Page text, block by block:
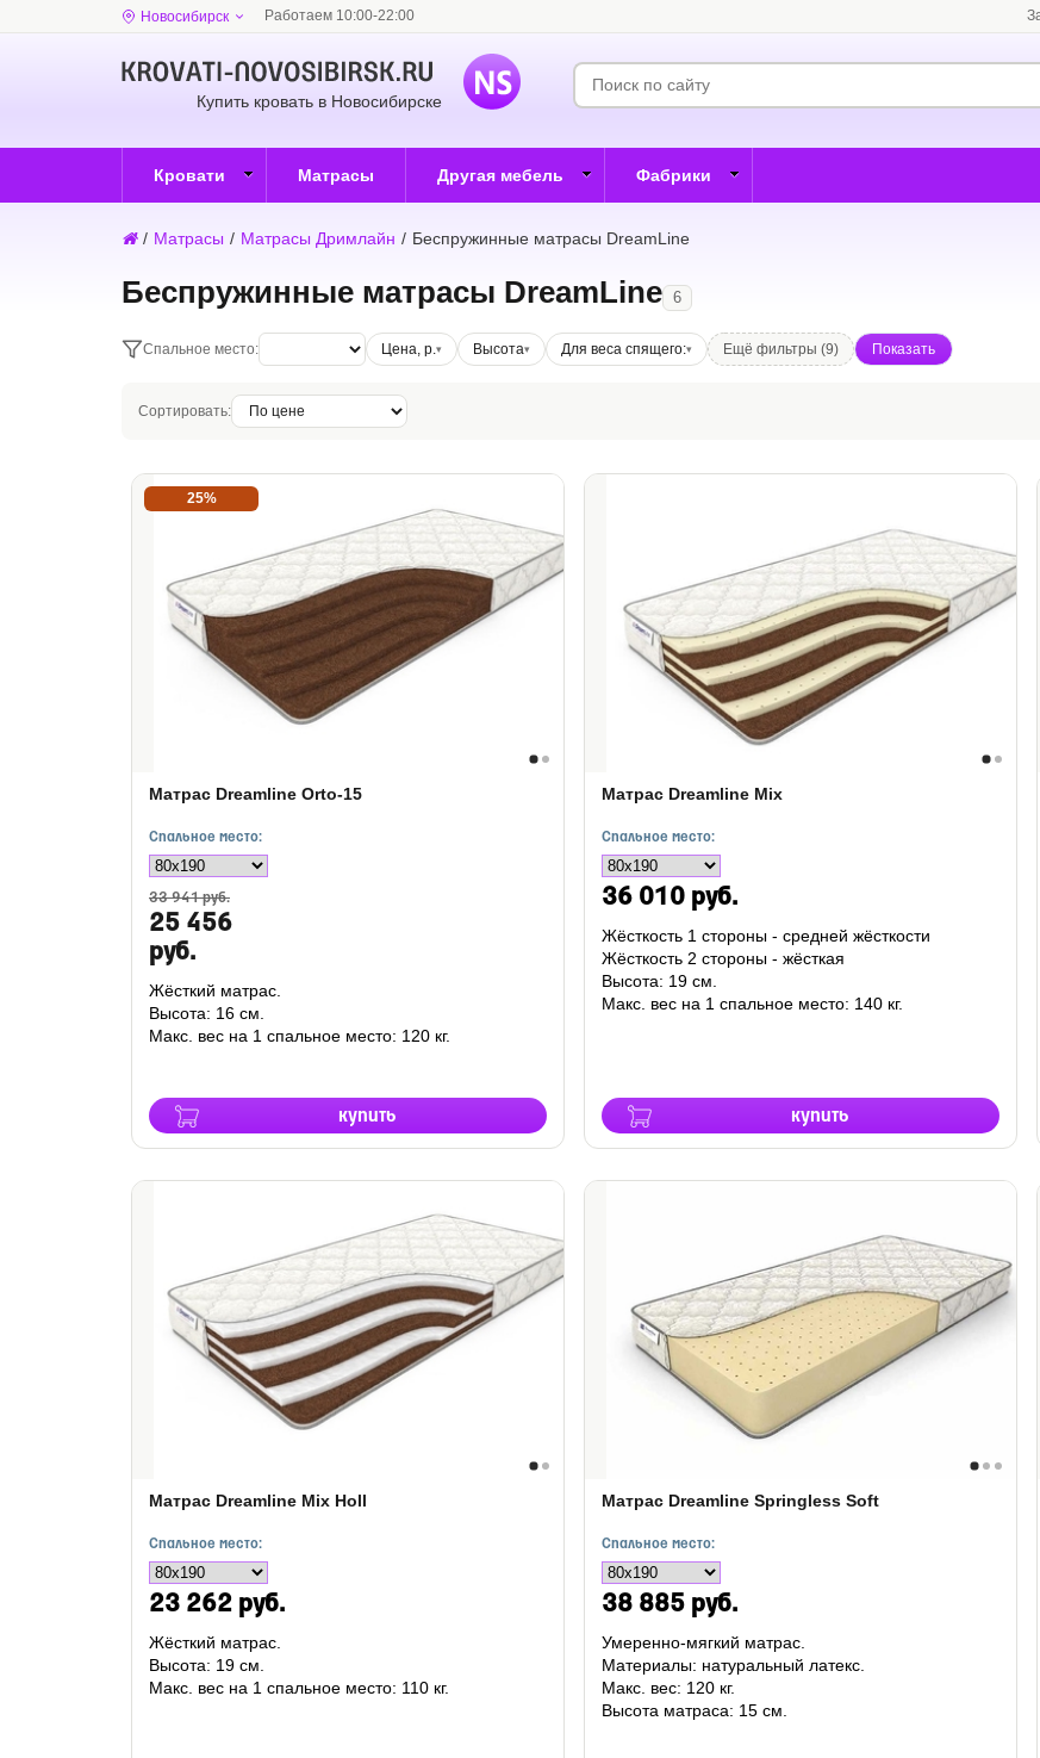
Новосибирск Работаем 10:00-22:00
Купить кровать в Новосибирске
Кровати Матрасы Другая мебель Фабрики
/ Матрасы / Матрасы Дримлайн / Беспружинные матрасы DreamLine
Беспружинные матрасы DreamLine 6
Спальное место: Цена, р. Высота Для веса спящего: Ещё фильтры (9)
Сортировать:
25%
Матрас Dreamline Orto-15
Спальное место:
33 941 руб.
25 456
руб.
купить
Жёсткий матрас.
Высота: 16 см.
Макс. вес на 1 спальное место: 120 кг.
Матрас Dreamline Mix
Спальное место:
36 010 руб.
купить
Жёсткость 1 стороны - средней жёсткости
Жёсткость 2 стороны - жёсткая
Высота: 19 см.
Макс. вес на 1 спальное место: 140 кг.
Матрас Dreamline Mix Holl
Спальное место:
23 262 руб.
Жёсткий матрас.
Высота: 19 см.
Макс. вес на 1 спальное место: 110 кг.
Матрас Dreamline Springless Soft
Спальное место:
38 885 руб.
Умеренно-мягкий матрас.
Материалы: натуральный латекс.
Макс. вес: 120 кг.
Высота матраса: 15 см.